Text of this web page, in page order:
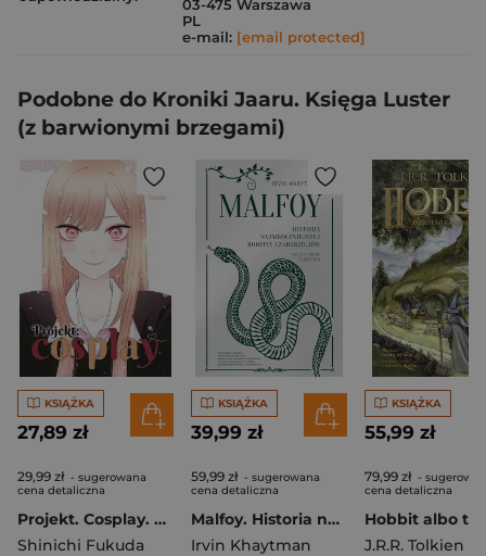
03-475 Warszawa
PL
e-mail: [email protected]
Podobne do Kroniki Jaaru. Księga Luster
(z barwionymi brzegami)
KSIĄŻKA
27,89 zł
29,99 zł - sugerowana
cena detaliczna
Projekt. Cosplay. Tom 14
Shinichi Fukuda
KSIĄŻKA
39,99 zł
59,99 zł - sugerowana
cena detaliczna
Malfoy. Historia najmroczniejszej rodziny czarodziejów
Irvin Khaytman
KSIĄŻKA
55,99 zł
79,99 zł -
cena detaliczna
J.R.R. Tolkien